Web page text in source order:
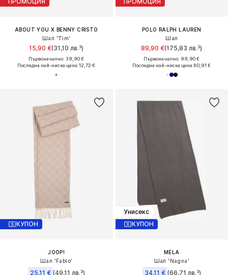
ABOUT YOU X BENNY CRISTO
Шал 'Tim'
15,90 €(31,10 лв.³)
Първоначално: 39,90 €
Последна най-ниска цена:12,72 €
POLO RALPH LAUREN
Шал
89,90 €(175,83 лв.³)
Първоначално: 99,90 €
Последна най-ниска цена:80,91 €
КУПОН
JOOP!
Шал 'Fabio'
25,11 € (49,11 лв.³)
Унисекс
КУПОН
MELA
Шал 'Nagna'
34,11 € (66,71 лв.³)